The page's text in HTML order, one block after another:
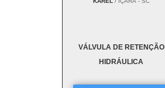
VÁLVULA DE RETENÇÃO
HIDRÁULICA